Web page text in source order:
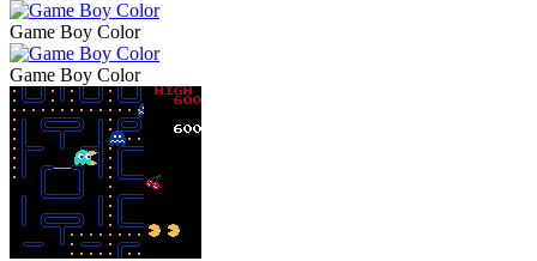
Game Boy Color
Game Boy Color